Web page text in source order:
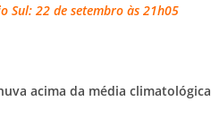
Sul: 22 de setembro às 21h05
acima da média climatológica